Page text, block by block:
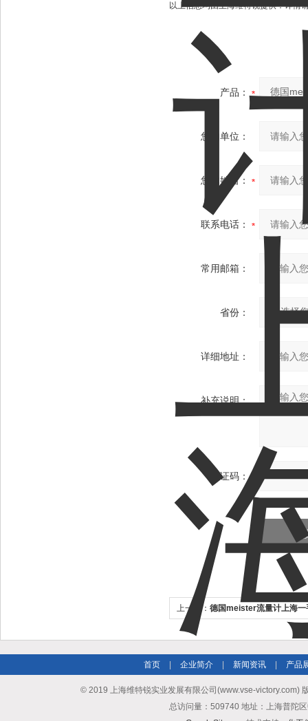
以上信息均由上海维特锐提供：详情
产品：
您的单位：
您的姓名：
联系电话：
常用邮箱：
省份：
详细地址：
补充说明：
验证码：
上一个： 德国meister流量计上海一
首页 企业简介 新闻资讯 产品
© 2019 上海维特锐实业发展有限公司(www.vse-victory.com)
总访问量：509740 地址：上海普陀